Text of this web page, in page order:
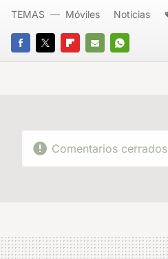
FACEBOOK
TWITTERFLIPBOARD
E-
WHATSAPP
TEMAS Móviles Noticias
Comentarios cerrados